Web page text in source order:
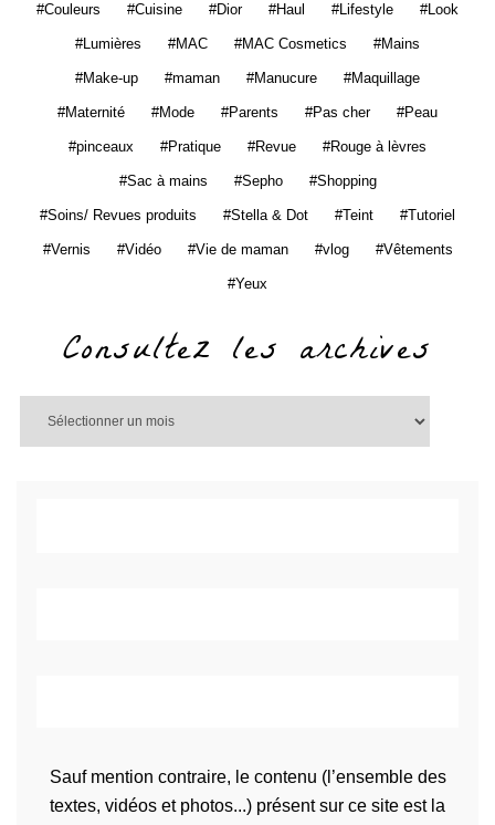
Couleurs Cuisine Dior Haul Lifestyle Look
Lumières MAC MAC Cosmetics Mains
Make-up maman Manucure Maquillage
Maternité Mode Parents Pas cher Peau
pinceaux Pratique Revue Rouge à lèvres
Sac à mains Sepho Shopping
Soins/ Revues produits Stella & Dot Teint Tutoriel
Vernis Vidéo Vie de maman vlog Vêtements
Yeux
Consultez les archives
Sauf mention contraire, le contenu (l’ensemble des
textes, vidéos et photos...) présent sur ce site est la